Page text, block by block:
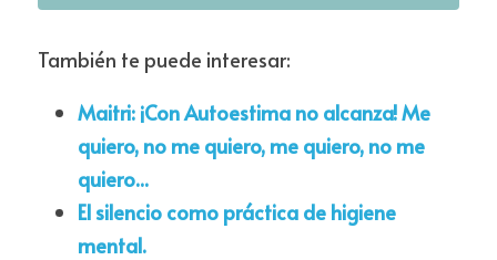
También te puede interesar:
Maitri: ¡Con Autoestima no alcanza! Me
quiero, no me quiero, me quiero, no me
quiero...
El silencio como práctica de higiene
mental.